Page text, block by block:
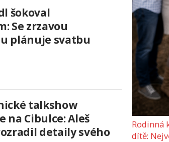
šokoval
Se zrzavou
plánuje svatbu
talkshow
na Cibulce: Aleš
detaily svého
Rodinná
dítě: